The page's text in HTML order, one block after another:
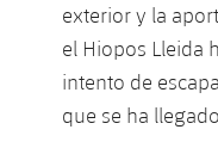
exterior y la
el Hiopos Lleida
intento de
que se ha